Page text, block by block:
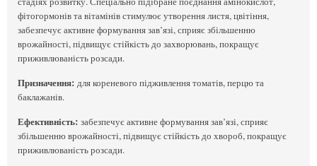
фітогормонів та вітамінів стимулює утворення листя, цвітіння,
забезпечує активне формування зав’язі, сприяє збільшенню
врожайності, підвищує стійкість до захворювань, покращує
приживлюваність розсади.
Призначення: для кореневого підживлення томатів, перцю та
баклажанів.
Ефективність: забезпечує активне формування зав’язі, сприяє
збільшенню врожайності, підвищує стійкість до хвороб, покращує
приживлюваність розсади.